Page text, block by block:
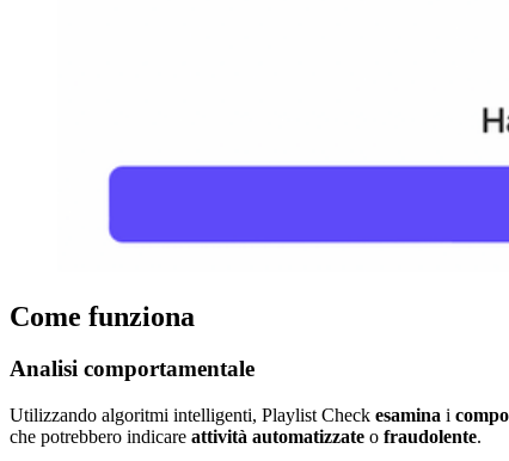
Come funziona
Analisi comportamentale
Utilizzando algoritmi intelligenti, Playlist Check esamina i
che potrebbero indicare attività automatizzate o fraudolente.